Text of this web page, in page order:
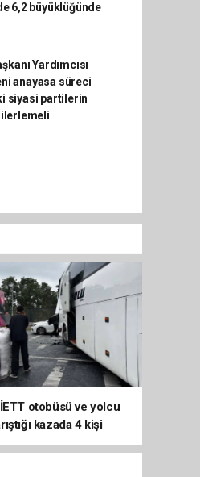
6,2 büyüklüğünde
Yardımcısı
anayasa süreci
siyasi partilerin
ilerlemeli
otobüsü ve yolcu
kazada 4 kişi